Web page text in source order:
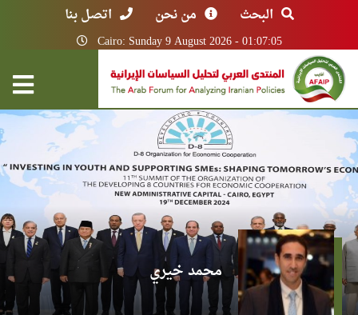
البحث من نحن اتصل بنا
Cairo: Sunday 9 August 2026 - 01:07:05
محمد خيري